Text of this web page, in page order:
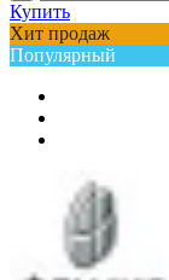
Купить
Хит продаж
Популярный